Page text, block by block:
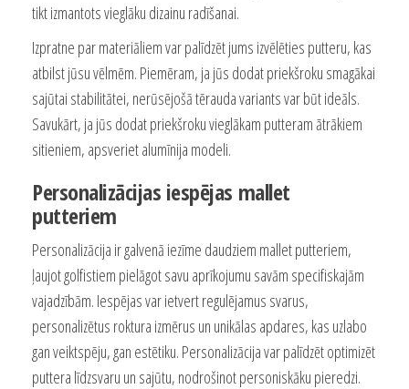
tikt izmantots vieglāku dizainu radīšanai.
Izpratne par materiāliem var palīdzēt jums izvēlēties putteru, kas
atbilst jūsu vēlmēm. Piemēram, ja jūs dodat priekšroku smagākai
sajūtai stabilitātei, nerūsējošā tērauda variants var būt ideāls.
Savukārt, ja jūs dodat priekšroku vieglākam putteram ātrākiem
sitieniem, apsveriet alumīnija modeli.
Personalizācijas iespējas mallet
putteriem
Personalizācija ir galvenā iezīme daudziem mallet putteriem,
ļaujot golfistiem pielāgot savu aprīkojumu savām specifiskajām
vajadzībām. Iespējas var ietvert regulējamus svarus,
personalizētus roktura izmērus un unikālas apdares, kas uzlabo
gan veiktspēju, gan estētiku. Personalizācija var palīdzēt optimizēt
puttera līdzsvaru un sajūtu, nodrošinot personiskāku pieredzi.